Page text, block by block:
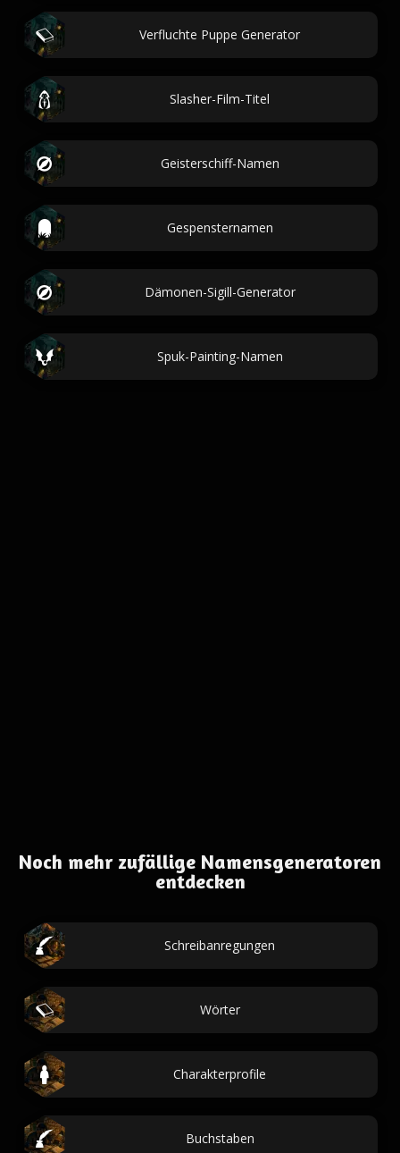
Verfluchte Puppe Generator
Slasher-Film-Titel
Geisterschiff-Namen
Gespensternamen
Dämonen-Sigill-Generator
Spuk-Painting-Namen
Noch mehr zufällige Namensgeneratoren
entdecken
Schreibanregungen
Wörter
Charakterprofile
Buchstaben